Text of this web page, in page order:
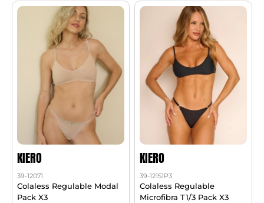
KIERO
39-12071
Colaless Regulable Modal
Pack X3
KIERO
39-12151P3
Colaless Regulable
Microfibra T1/3 Pack X3